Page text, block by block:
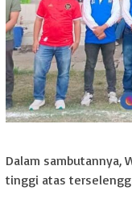
Dalam sambutannya,
tinggi atas